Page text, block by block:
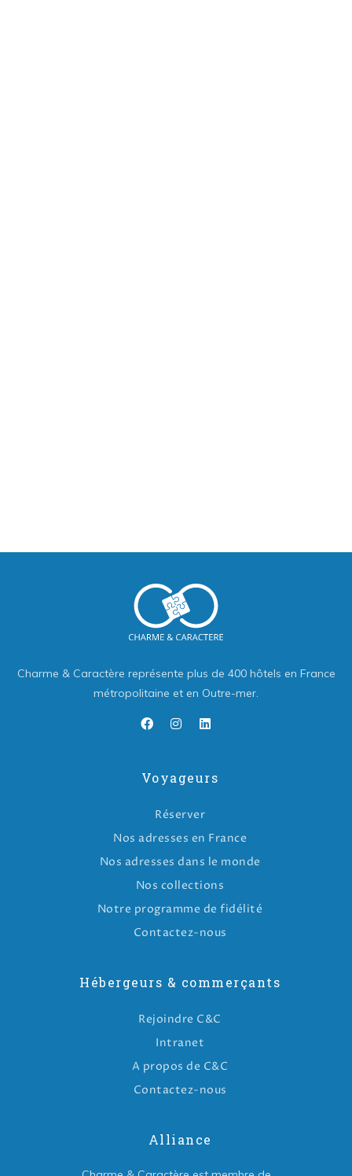
Charme & Caractère représente plus de 400 hôtels en France
métropolitaine et en Outre-mer.
Voyageurs
Réserver
Nos adresses en France
Nos adresses dans le monde
Nos collections
Notre programme de fidélité
Contactez-nous
Hébergeurs & commerçants
Rejoindre C&C
Intranet
A propos de C&C
Contactez-nous
Alliance